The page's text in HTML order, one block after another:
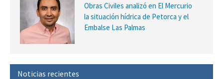
Obras Civiles analizó en El Mercurio
la situación hídrica de Petorca y el
Embalse Las Palmas
Noticias recientes